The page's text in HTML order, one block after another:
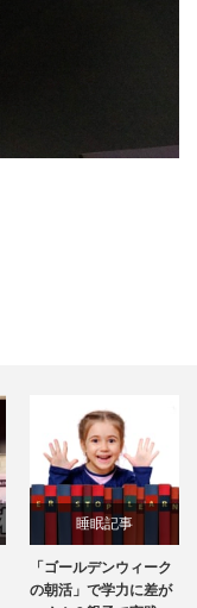
睡眠記事
「ゴールデンウィーク
の朝活」で学力に差が